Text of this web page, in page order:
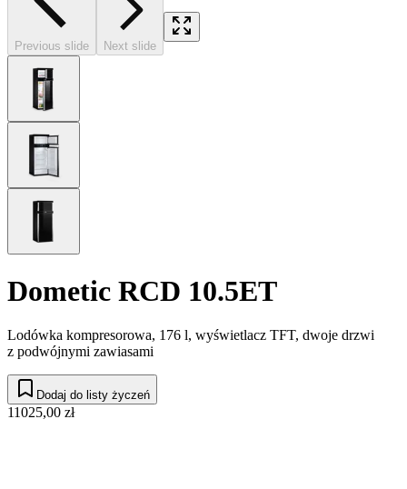
Previous slide Next slide
Dometic RCD 10.5ET
Lodówka kompresorowa, 176 l, wyświetlacz TFT, dwoje drzwi
z podwójnymi zawiasami
Dodaj do listy życzeń
11025,00 zł